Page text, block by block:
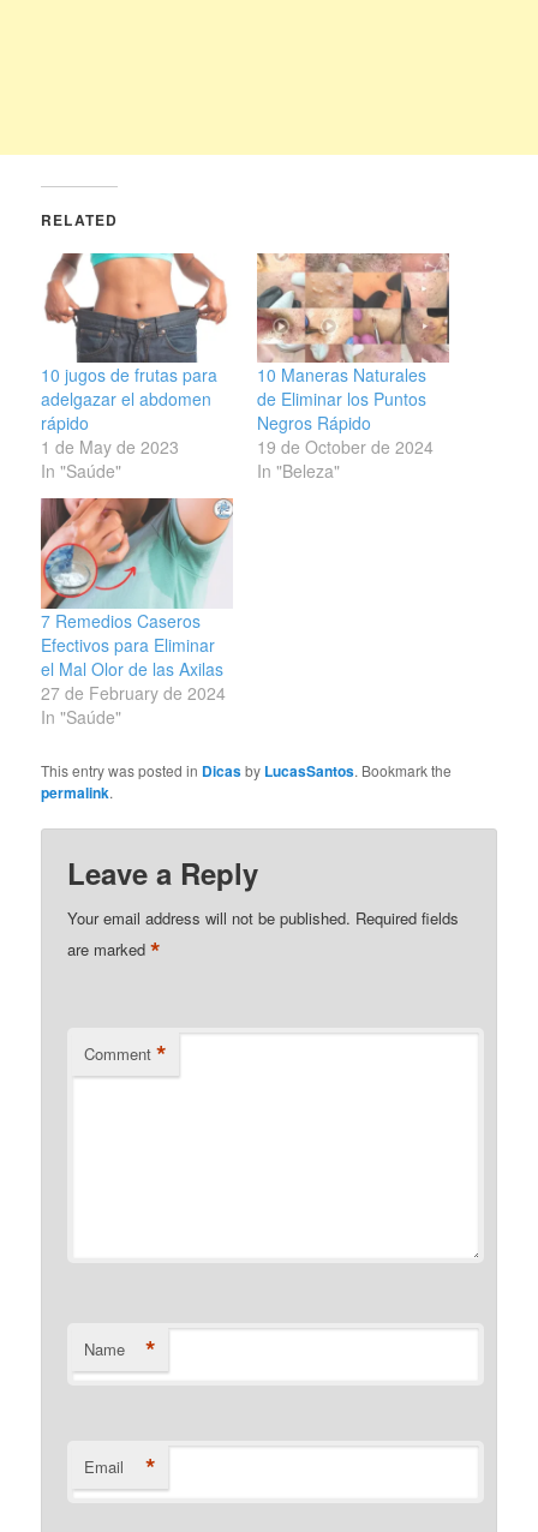
RELATED
10 jugos de frutas para
adelgazar el abdomen
rápido
1 de May de 2023
In "Saúde"
10 Maneras Naturales
de Eliminar los Puntos
Negros Rápido
19 de October de 2024
In "Beleza"
7 Remedios Caseros
Efectivos para Eliminar
el Mal Olor de las Axilas
27 de February de 2024
In "Saúde"
This entry was posted in Dicasby LucasSantos. Bookmark the
permalink.
Leave a Reply
Your email address will not be published. Required fields
are marked*
Comment *
Name *
Email *